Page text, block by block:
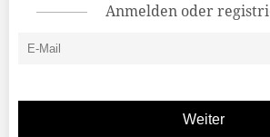
Anmelden oder